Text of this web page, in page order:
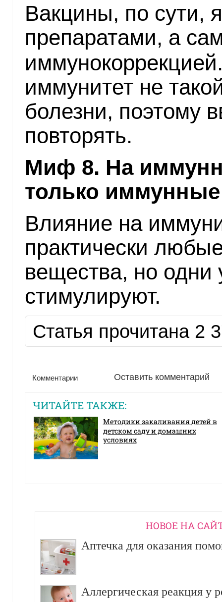
Вакцины, по сути,
препаратами, а
иммунитет не
болезни, поэтому
повторять.
Миф 8. На
только
Влияние на
практически
вещества, но одни
стимулируют.
Статья прочитана 2
Комментарии Оставить комментарий
ЧИТАЙТЕ ТАКЖЕ:
Методики закаливания детей в
детском саду и домашних
условиях
НОВОЕ НА
Аптечка для оказания
Аллергическая реакция у